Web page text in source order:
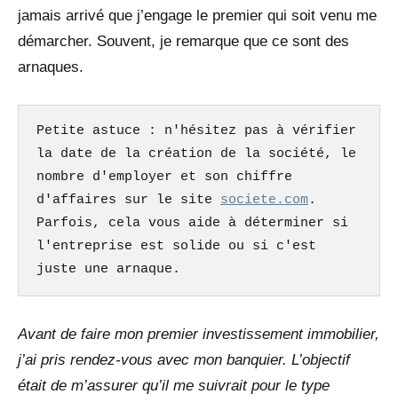
jamais arrivé que j’engage le premier qui soit venu me
démarcher. Souvent, je remarque que ce sont des
arnaques.
Petite astuce : n'hésitez pas à vérifier
la date de la création de la société, le
nombre d'employer et son chiffre
d'affaires sur le site societe.com.
Parfois, cela vous aide à déterminer si
l'entreprise est solide ou si c'est
juste une arnaque.
Avant de faire mon premier investissement immobilier,
j’ai pris rendez-vous avec mon banquier. L’objectif
était de m’assurer qu’il me suivrait pour le type